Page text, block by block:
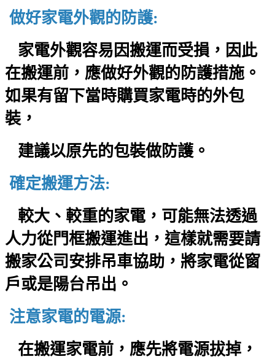
做好家電外觀的防護:
家電外觀容易因搬運而受損，因此
在搬運前，應做好外觀的防護措施。
如果有留下當時購買家電時的外包
裝，
建議以原先的包裝做防護。
確定搬運方法:
較大、較重的家電，可能無法透過
人力從門框搬運進出，這樣就需要請
搬家公司安排吊車協助，將家電從窗
戶或是陽台吊出。
注意家電的電源:
在搬運家電前，應先將電源拔掉，